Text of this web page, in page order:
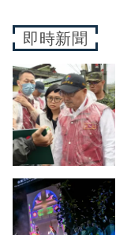
即時新聞